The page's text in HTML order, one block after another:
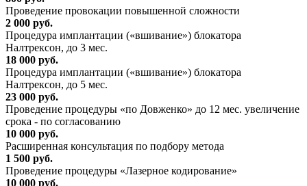
Проведение провокации повышенной сложности
2 000 руб.
Процедура имплантации («вшивание») блокатора
Налтрексон, до 3 мес.
18 000 руб.
Процедура имплантации («вшивание») блокатора
Налтрексон, до 5 мес.
23 000 руб.
Проведение процедуры «по Довженко» до 12 мес. увеличение
срока - по согласованию
10 000 руб.
Расширенная консультация по подбору метода
1 500 руб.
Проведение процедуры «Лазерное кодирование»
10 000 руб.